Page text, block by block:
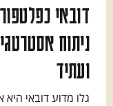
ניתוח
ועתיד
גלו מדוע דובאי